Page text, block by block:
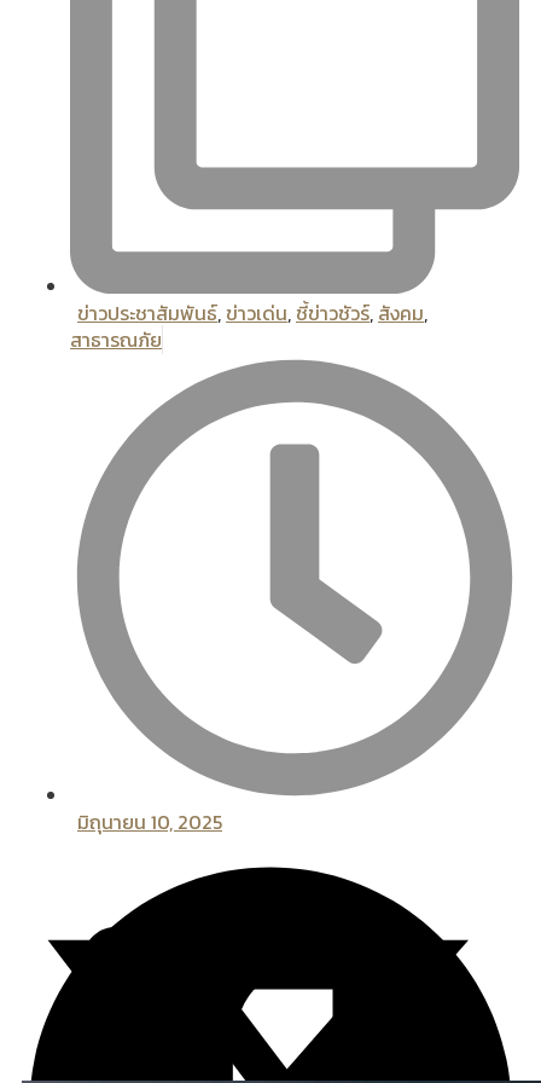
ข่าวประชาสัมพันธ์, ข่าวเด่น, ชี้ข่าวชัวร์, สังคม,
สาธารณภัย
มิถุนายน 10, 2025